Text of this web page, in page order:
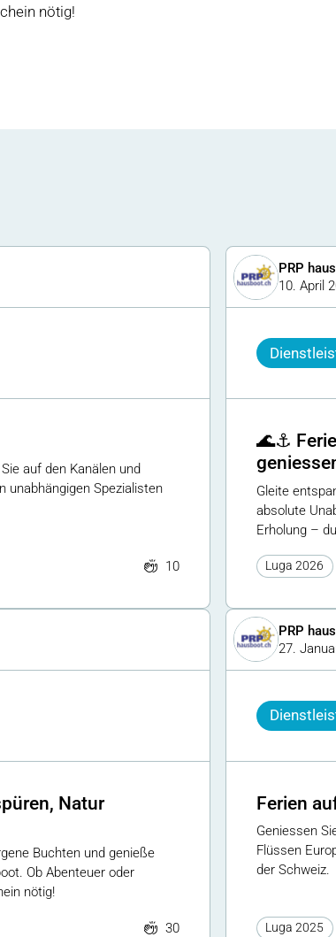
nötig!
auf den Kanälen und
unabhängigen Spezialisten
10
PRP
10. April
🌊⚓
Gleite
absolute
Erholung –
Luga 2026
Natur
Buchten und genieße
Ob Abenteuer oder
nötig!
30
PRP
27.
Ferien
Geniessen
Flüssen
der Schweiz.
Luga 2025